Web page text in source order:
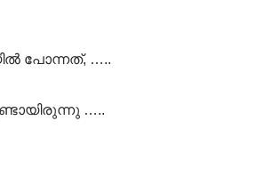
പോന്നത്, …..
…..